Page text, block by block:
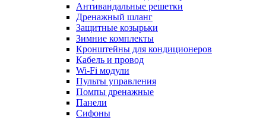
Антивандальные решетки
Дренажный шланг
Защитные козырьки
Зимние комплекты
Кронштейны для кондиционеров
Кабель и провод
Wi-Fi модули
Пульты управления
Помпы дренажные
Панели
Сифоны